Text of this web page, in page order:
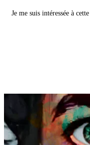
Je me suis intéressée à